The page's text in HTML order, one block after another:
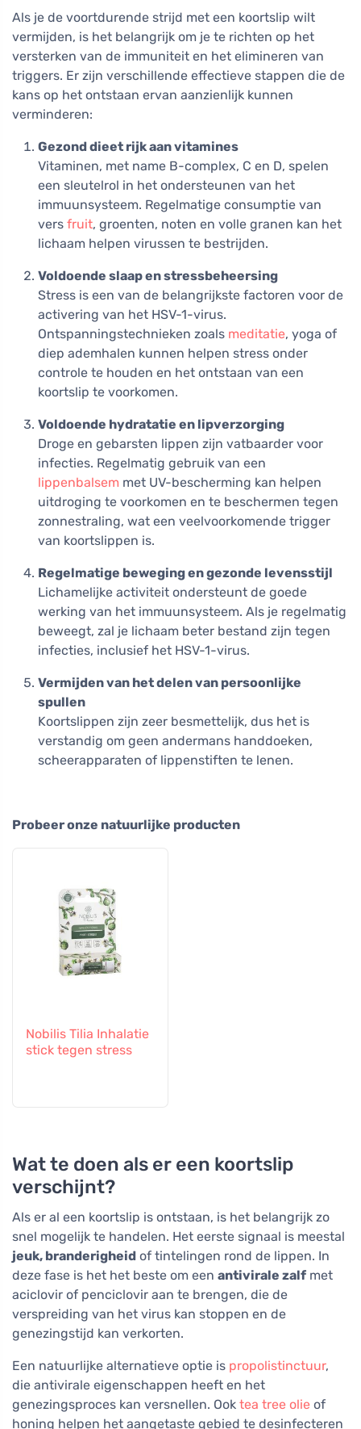
Als je de voortdurende strijd met een koortslip wilt
vermijden, is het belangrijk om je te richten op het
versterken van de immuniteit en het elimineren van
triggers. Er zijn verschillende effectieve stappen die de
kans op het ontstaan ervan aanzienlijk kunnen
verminderen:
Gezond dieet rijk aan vitamines
Vitaminen, met name B-complex, C en D, spelen
een sleutelrol in het ondersteunen van het
immuunsysteem. Regelmatige consumptie van
vers fruit, groenten, noten en volle granen kan het
lichaam helpen virussen te bestrijden.
Voldoende slaap en stressbeheersing
Stress is een van de belangrijkste factoren voor de
activering van het HSV-1-virus.
Ontspanningstechnieken zoals meditatie, yoga of
diep ademhalen kunnen helpen stress onder
controle te houden en het ontstaan van een
koortslip te voorkomen.
Voldoende hydratatie en lipverzorging
Droge en gebarsten lippen zijn vatbaarder voor
infecties. Regelmatig gebruik van een
lippenbalsem met UV-bescherming kan helpen
uitdroging te voorkomen en te beschermen tegen
zonnestraling, wat een veelvoorkomende trigger
van koortslippen is.
Regelmatige beweging en gezonde levensstijl
Lichamelijke activiteit ondersteunt de goede
werking van het immuunsysteem. Als je regelmatig
beweegt, zal je lichaam beter bestand zijn tegen
infecties, inclusief het HSV-1-virus.
Vermijden van het delen van persoonlijke
spullen
Koortslippen zijn zeer besmettelijk, dus het is
verstandig om geen andermans handdoeken,
scheerapparaten of lippenstiften te lenen.
Probeer onze natuurlijke producten
Nobilis Tilia Inhalatie
stick tegen stress
Wat te doen als er een koortslip
verschijnt?
Als er al een koortslip is ontstaan, is het belangrijk zo
snel mogelijk te handelen. Het eerste signaal is meestal
jeuk, branderigheid of tintelingen rond de lippen. In
deze fase is het het beste om een antivirale zalf met
aciclovir of penciclovir aan te brengen, die de
verspreiding van het virus kan stoppen en de
genezingstijd kan verkorten.
Een natuurlijke alternatieve optie is propolistinctuur,
die antivirale eigenschappen heeft en het
genezingsproces kan versnellen. Ook tea tree olie of
honing helpen het aangetaste gebied te desinfecteren